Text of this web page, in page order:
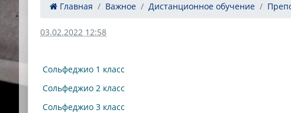
Главная Важное Дистанционное обучение
03.02.2022 12:58
Сольфеджио 1 класс
Сольфеджио 2 класс
Сольфеджио 3 класс